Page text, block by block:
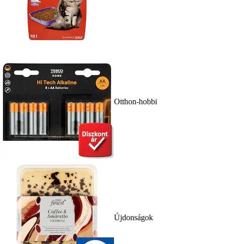
Otthon-hobbi
Újdonságok